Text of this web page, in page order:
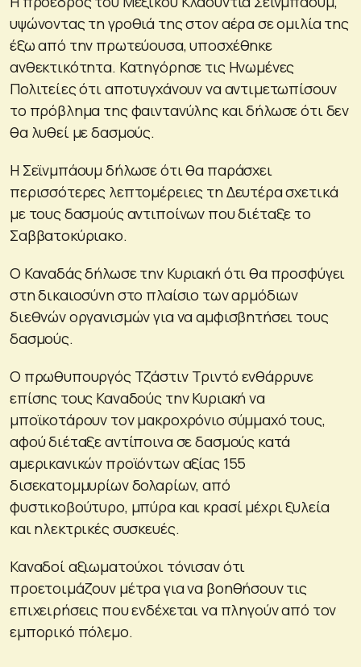
υψώνοντας τη γροθιά της στον αέρα σε ομιλία της
έξω από την πρωτεύουσα, υποσχέθηκε
ανθεκτικότητα. Κατηγόρησε τις Ηνωμένες
Πολιτείες ότι αποτυγχάνουν να αντιμετωπίσουν
το πρόβλημα της φαιντανύλης και δήλωσε ότι δεν
θα λυθεί με δασμούς.
Η Σεϊνμπάουμ δήλωσε ότι θα παράσχει
περισσότερες λεπτομέρειες τη Δευτέρα σχετικά
με τους δασμούς αντιποίνων που διέταξε το
Σαββατοκύριακο.
Ο Καναδάς δήλωσε την Κυριακή ότι θα προσφύγει
στη δικαιοσύνη στο πλαίσιο των αρμόδιων
διεθνών οργανισμών για να αμφισβητήσει τους
δασμούς.
Ο πρωθυπουργός Τζάστιν Τριντό ενθάρρυνε
επίσης τους Καναδούς την Κυριακή να
μποϊκοτάρουν τον μακροχρόνιο σύμμαχό τους,
αφού διέταξε αντίποινα σε δασμούς κατά
αμερικανικών προϊόντων αξίας 155
δισεκατομμυρίων δολαρίων, από
φυστικοβούτυρο, μπύρα και κρασί μέχρι ξυλεία
και ηλεκτρικές συσκευές.
Καναδοί αξιωματούχοι τόνισαν ότι
προετοιμάζουν μέτρα για να βοηθήσουν τις
επιχειρήσεις που ενδέχεται να πληγούν από τον
εμπορικό πόλεμο.